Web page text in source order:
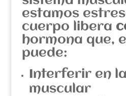
estamos
cuerpo libera
hormona que,
puede:
Interferir en
muscular